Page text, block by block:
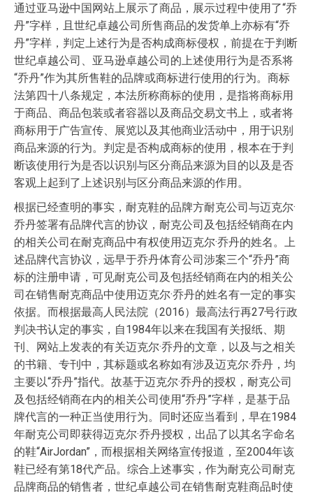
通过亚马逊中国网站上展示了商品，展示过程中使用了“乔
丹”字样，且世纪卓越公司所售商品的发货单上亦标有“乔
丹”字样，判定上述行为是否构成商标侵权，前提在于判断
世纪卓越公司、亚马逊卓越公司的上述使用行为是否系将
“乔丹”作为其所售鞋的品牌或商标进行使用的行为。商标
法第四十八条规定，本法所称商标的使用，是指将商标用
于商品、商品包装或者容器以及商品交易文书上，或者将
商标用于广告宣传、展览以及其他商业活动中，用于识别
商品来源的行为。判定是否构成商标的使用，根本在于判
断该使用行为是否以识别与区分商品来源为目的以及是否
客观上起到了上述识别与区分商品来源的作用。
根据已经查明的事实，耐克鞋的品牌方耐克公司与迈克尔·
乔丹签署有品牌代言的协议，耐克公司及包括经销商在内
的相关公司在耐克商品中有权使用迈克尔·乔丹的姓名。上
述品牌代言协议，远早于乔丹体育公司涉案三个“乔丹”商
标的注册申请，可见耐克公司及包括经销商在内的相关公
司在销售耐克商品中使用迈克尔·乔丹的姓名有一定的事实
依据。而根据最高人民法院（2016）最高法行再27号行政
判决书认定的事实，自1984年以来在我国有关报纸、期
刊、网站上发表的有关迈克尔·乔丹的文章，以及与之相关
的书籍、专刊中，其标题或名称如有涉及迈克尔·乔丹，均
主要以“乔丹”指代。故基于迈克尔·乔丹的授权，耐克公司
及包括经销商在内的相关公司使用“乔丹”字样，是基于品
牌代言的一种正当使用行为。同时还应当看到，早在1984
年耐克公司即获得迈克尔·乔丹授权，出品了以其名字命名
的鞋“AirJordan”，而根据相关网络宣传报道，至2004年该
鞋已经有第18代产品。综合上述事实，作为耐克公司耐克
品牌商品的销售者，世纪卓越公司在销售耐克鞋商品时使